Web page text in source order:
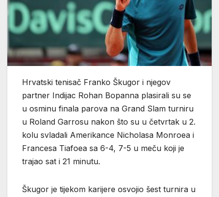
Hrvatski tenisač Franko Škugor i njegov
partner Indijac Rohan Bopanna plasirali su se
u osminu finala parova na Grand Slam turniru
u Roland Garrosu nakon što su u četvrtak u 2.
kolu svladali Amerikance Nicholasa Monroea i
Francesa Tiafoea sa 6-4, 7-5 u meču koji je
trajao sat i 21 minutu.
Škugor je tijekom karijere osvojio šest turnira u